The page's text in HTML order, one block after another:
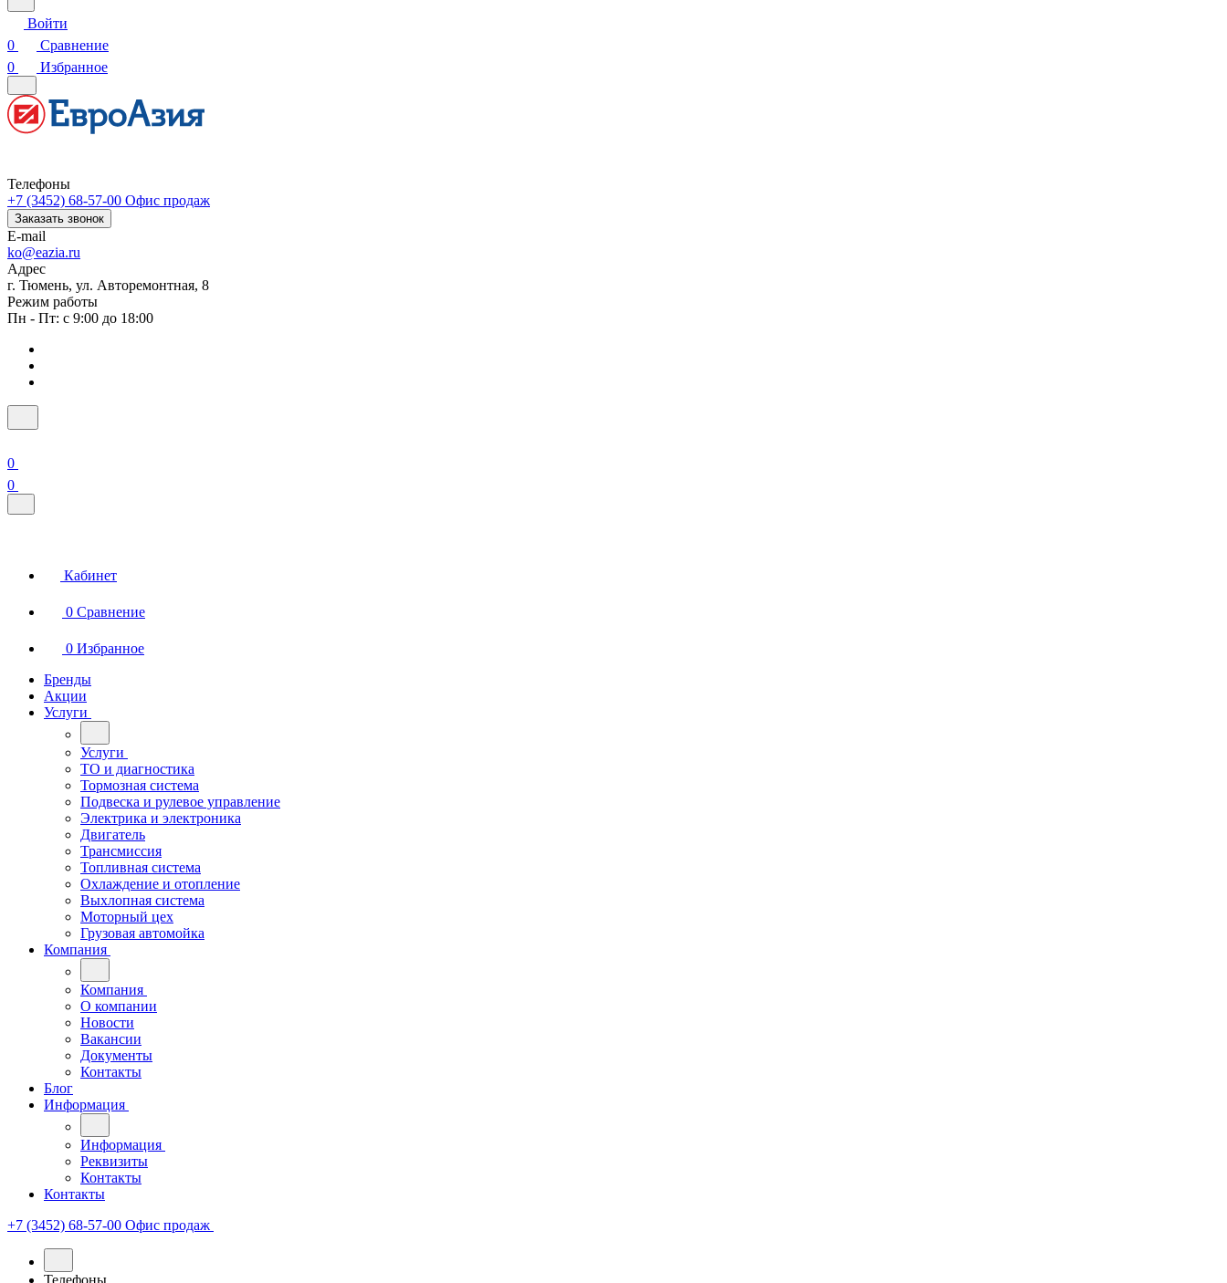
Войти
0
Сравнение
0
Избранное
Телефоны
+7 (3452) 68-57-00 Офис продаж
Заказать звонок
E-mail
ko@eazia.ru
Адрес
г. Тюмень, ул. Авторемонтная, 8
Режим работы
Пн - Пт: с 9:00 до 18:00
0
0
Кабинет
0 Сравнение
0 Избранное
Бренды
Акции
Услуги
Услуги
ТО и диагностика
Тормозная система
Подвеска и рулевое управление
Электрика и электроника
Двигатель
Трансмиссия
Топливная система
Охлаждение и отопление
Выхлопная система
Моторный цех
Грузовая автомойка
Компания
Компания
О компании
Новости
Вакансии
Документы
Контакты
Блог
Информация
Информация
Реквизиты
Контакты
Контакты
+7 (3452) 68-57-00 Офис продаж
Телефоны